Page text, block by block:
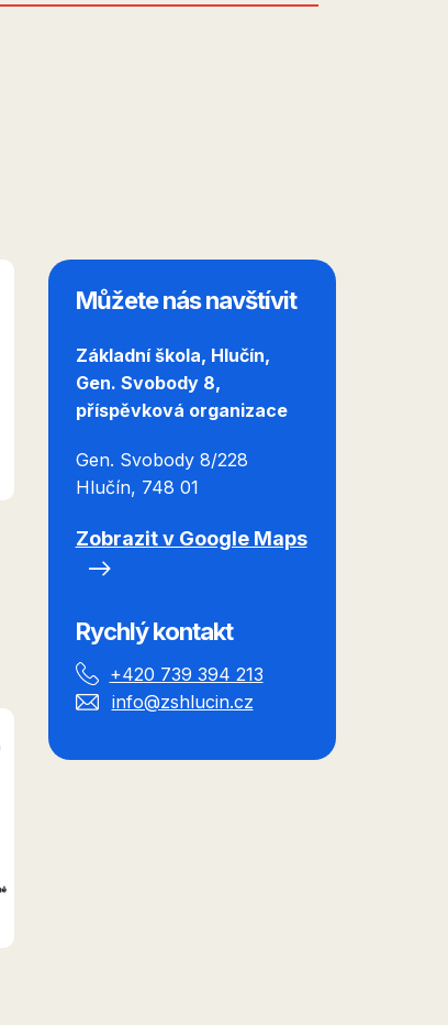
Můžete nás navštívit
Základní škola, Hlučín,
Gen. Svobody 8,
příspěvková organizace
Gen. Svobody 8/228
Hlučín, 748 01
Zobrazit v Google Maps
Rychlý kontakt
+420 739 394 213
info@zshlucin.cz